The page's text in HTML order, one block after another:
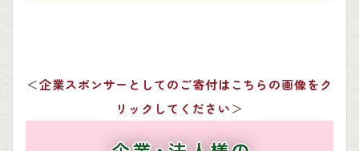
＜企業スポンサーとしてのご寄付はこちらの画像をク
リックしてください＞